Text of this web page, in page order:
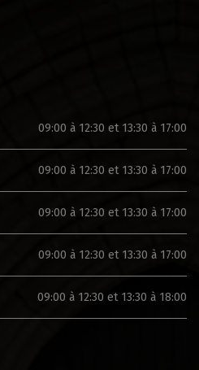
09:00 à 12:30 et 13:30 à 17:00
09:00 à 12:30 et 13:30 à 17:00
09:00 à 12:30 et 13:30 à 17:00
09:00 à 12:30 et 13:30 à 17:00
09:00 à 12:30 et 13:30 à 18:00